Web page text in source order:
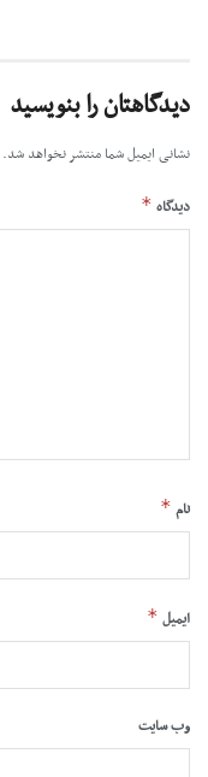
دیدگاهتان را بنویسید
نشانی ایمیل شما منتشر نخواهد شد.
دیدگاه *
نام *
ایمیل *
وب‌ سایت